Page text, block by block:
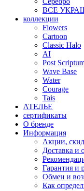
ВСЕ
коллекции
Flowers
Cartoon
Classic Halo
AI
Post
Wave Base
Water
Courage
Tais
АТЕЛЬЕ
сертификаты
О бренде
Информация
Акции,
Доставка и
Гарантия и
Обмен и
Как